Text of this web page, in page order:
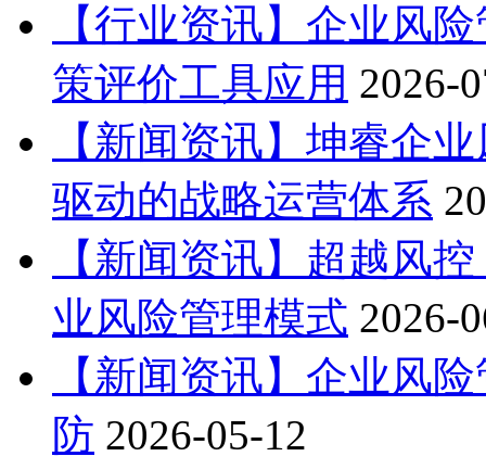
【行业资讯】企业风
策评价工具应用 2026-
【新闻资讯】坤睿企
驱动的战略运营体系
【新闻资讯】超越风
业风险管理模式 2026-
【新闻资讯】企业风
防 2026-05-12